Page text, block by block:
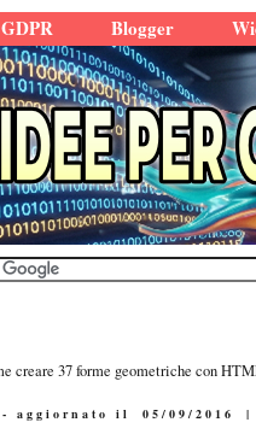
Blogger
creare 37 forme geometriche con
- aggiornato il 05/09/2016 |